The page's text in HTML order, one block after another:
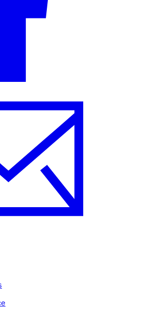
de GSTCalculateur de taxe de
de VAT
Suivi des obligations de